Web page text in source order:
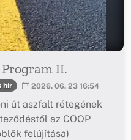
Program II.
hír 2026. 06. 23 16:54
út aszfalt rétegének
az COOP
felújítása)